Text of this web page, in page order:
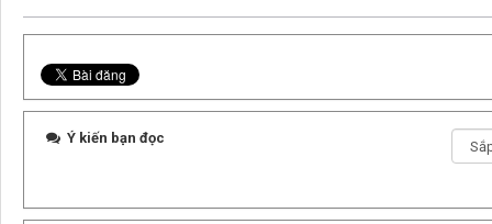
Ý kiến bạn đọc